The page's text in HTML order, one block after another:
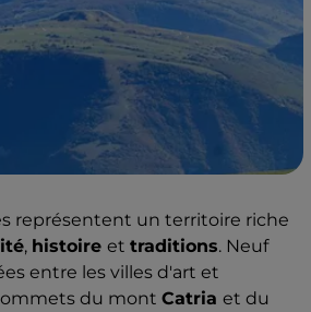
représentent un territoire riche
, histoire et traditions. Neuf
entre les villes d'art et
du mont Catria et du